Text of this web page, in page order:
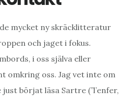
mycket ny skräcklitteratur
och jaget i fokus.
i oss själva eller
omkring oss. Jag vet inte om
börjat läsa Sartre (”l’enfer,